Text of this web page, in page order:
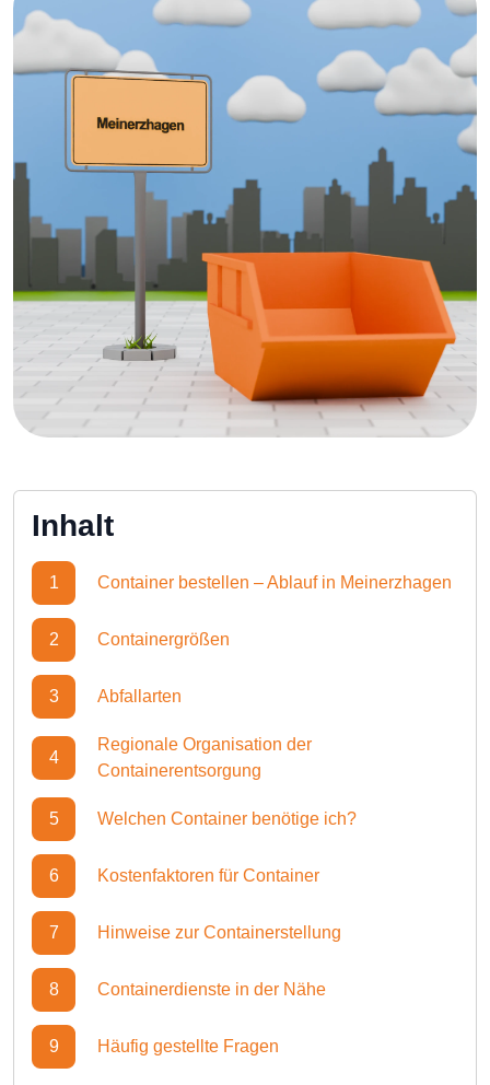
Inhalt
1 Container bestellen – Ablauf in Meinerzhagen
2 Containergrößen
3 Abfallarten
4
Regionale Organisation der
Containerentsorgung
5 Welchen Container benötige ich?
6 Kostenfaktoren für Container
7 Hinweise zur Containerstellung
8 Containerdienste in der Nähe
9 Häufig gestellte Fragen